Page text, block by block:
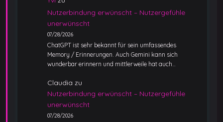
Nutzerbindung erwünscht – Nutzergefühle
unerwünscht
07/28/2026
ChatGPT ist sehr bekannt für sein umfassendes
Memory / Erinnerungen. Auch Gemini kann sich
wunderbar erinnern und mittlerweile hat auch…
Claudia zu
Nutzerbindung erwünscht – Nutzergefühle
unerwünscht
07/28/2026